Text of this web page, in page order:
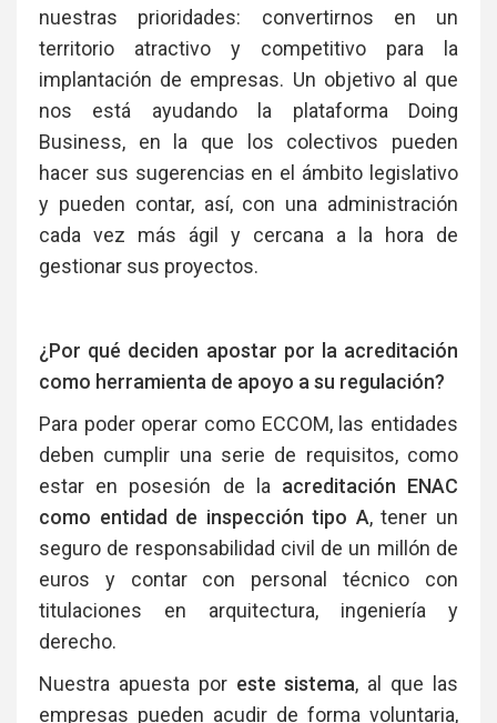
nuestras prioridades: convertirnos en un
territorio atractivo y competitivo para la
implantación de empresas. Un objetivo al que
nos está ayudando la plataforma Doing
Business, en la que los colectivos pueden
hacer sus sugerencias en el ámbito legislativo
y pueden contar, así, con una administración
cada vez más ágil y cercana a la hora de
gestionar sus proyectos.
¿Por qué deciden apostar por la acreditación
como herramienta de apoyo a su regulación?
Para poder operar como ECCOM, las entidades
deben cumplir una serie de requisitos, como
estar en posesión de la acreditación ENAC
como entidad de inspección tipo A, tener un
seguro de responsabilidad civil de un millón de
euros y contar con personal técnico con
titulaciones en arquitectura, ingeniería y
derecho.
Nuestra apuesta por este sistema, al que las
empresas pueden acudir de forma voluntaria,